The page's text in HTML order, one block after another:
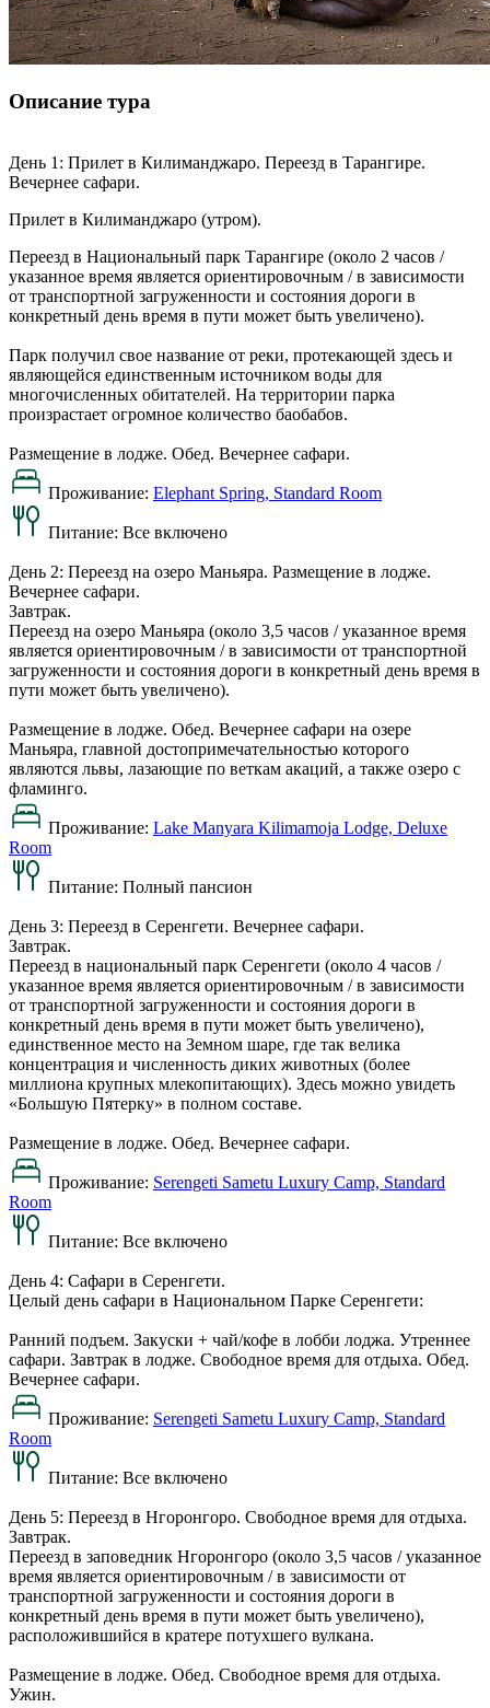
Описание тура
День 1: Прилет в Килиманджаро. Переезд в Тарангире.
Вечернее сафари.
Прилет в Килиманджаро (утром).
Переезд в Национальный парк Тарангире (около 2 часов /
указанное время является ориентировочным / в зависимости
от транспортной загруженности и состояния дороги в
конкретный день время в пути может быть увеличено).
Парк получил свое название от реки, протекающей здесь и
являющейся единственным источником воды для
многочисленных обитателей. На территории парка
произрастает огромное количество баобабов.
Размещение в лодже. Обед. Вечернее сафари.
Проживание: Elephant Spring, Standard Room
Питание: Все включено
День 2: Переезд на озеро Маньяра. Размещение в лодже.
Вечернее сафари.
Завтрак.
Переезд на озеро Маньяра (около 3,5 часов / указанное время
является ориентировочным / в зависимости от транспортной
загруженности и состояния дороги в конкретный день время в
пути может быть увеличено).
Размещение в лодже. Обед. Вечернее сафари на озере
Маньяра, главной достопримечательностью которого
являются львы, лазающие по веткам акаций, а также озеро с
фламинго.
Проживание: Lake Manyara Kilimamoja Lodge, Deluxe
Room
Питание: Полный пансион
День 3: Переезд в Серенгети. Вечернее сафари.
Завтрак.
Переезд в национальный парк Серенгети (около 4 часов /
указанное время является ориентировочным / в зависимости
от транспортной загруженности и состояния дороги в
конкретный день время в пути может быть увеличено),
единственное место на Земном шаре, где так велика
концентрация и численность диких животных (более
миллиона крупных млекопитающих). Здесь можно увидеть
«Большую Пятерку» в полном составе.
Размещение в лодже. Обед. Вечернее сафари.
Проживание: Serengeti Sametu Luxury Camp, Standard
Room
Питание: Все включено
День 4: Сафари в Серенгети.
Целый день сафари в Национальном Парке Серенгети:
Ранний подъем. Закуски + чай/кофе в лобби лоджа. Утреннее
сафари. Завтрак в лодже. Свободное время для отдыха. Обед.
Вечернее сафари.
Проживание: Serengeti Sametu Luxury Camp, Standard
Room
Питание: Все включено
День 5: Переезд в Нгоронгоро. Свободное время для отдыха.
Завтрак.
Переезд в заповедник Нгоронгоро (около 3,5 часов / указанное
время является ориентировочным / в зависимости от
транспортной загруженности и состояния дороги в
конкретный день время в пути может быть увеличено),
расположившийся в кратере потухшего вулкана.
Размещение в лодже. Обед. Свободное время для отдыха.
Ужин.